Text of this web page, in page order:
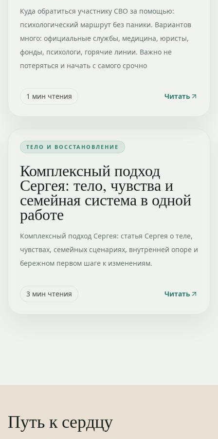
Куда обратиться участнику СВО за помощью:
психологический маршрут без паники. Вариантов
много: официальные службы, медицина, юристы,
фонды, психологи, горячие линии. Важно не
потеряться и начать с самого срочно
1 мин чтения Читать
ТЕЛО И ВОССТАНОВЛЕНИЕ
Комплексный подход
Сергея: тело, чувства и
семейная система в одной
работе
Комплексный подход Сергея: статья Сергея о теле,
чувствах, семейных сценариях, внутренней опоре и
бережном первом шаге к изменениям.
3 мин чтения Читать
Путь к сердцу